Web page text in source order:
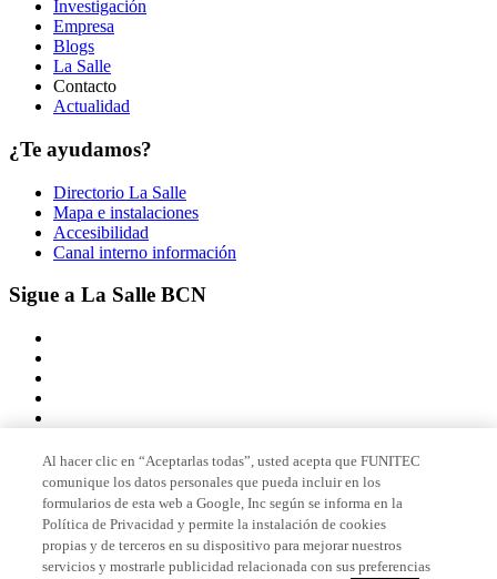
Investigación
Empresa
Blogs
La Salle
Contacto
Actualidad
¿Te ayudamos?
Directorio La Salle
Mapa e instalaciones
Accesibilidad
Canal interno información
Sigue a La Salle BCN
Miembro de
Al hacer clic en “Aceptarlas todas”, usted acepta que FUNITEC
comunique los datos personales que pueda incluir en los
formularios de esta web a Google, Inc según se informa en la
Política de Privacidad y permite la instalación de cookies
propias y de terceros en su dispositivo para mejorar nuestros
servicios y mostrarle publicidad relacionada con sus preferencias